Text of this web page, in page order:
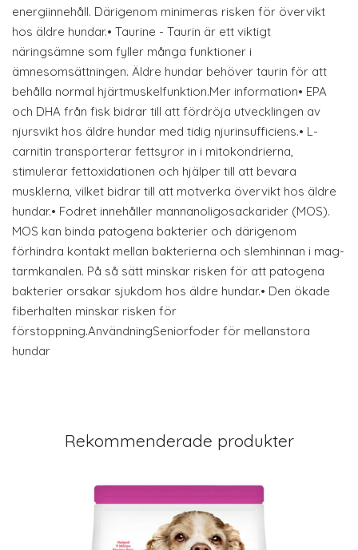
energiinnehåll. Därigenom minimeras risken för övervikt
hos äldre hundar.• Taurine - Taurin är ett viktigt
näringsämne som fyller många funktioner i
ämnesomsättningen. Äldre hundar behöver taurin för att
behålla normal hjärtmuskelfunktion.Mer information• EPA
och DHA från fisk bidrar till att fördröja utvecklingen av
njursvikt hos äldre hundar med tidig njurinsufficiens.• L-
carnitin transporterar fettsyror in i mitokondrierna,
stimulerar fettoxidationen och hjälper till att bevara
musklerna, vilket bidrar till att motverka övervikt hos äldre
hundar.• Fodret innehåller mannanoligosackarider (MOS).
MOS kan binda patogena bakterier och därigenom
förhindra kontakt mellan bakterierna och slemhinnan i mag-
tarmkanalen. På så sätt minskar risken för att patogena
bakterier orsakar sjukdom hos äldre hundar.• Den ökade
fiberhalten minskar risken för
förstoppning.AnvändningSeniorfoder för mellanstora
hundar
Rekommenderade produkter